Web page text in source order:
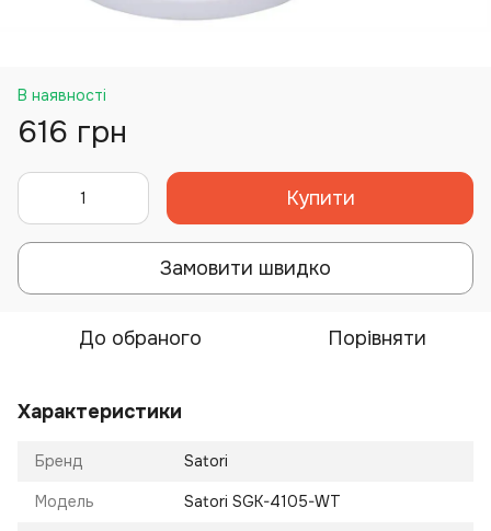
В наявності
616 грн
Купити
Замовити швидко
До обраного Порівняти
Характеристики
Бренд Satori
Модель Satori SGK-4105-WT